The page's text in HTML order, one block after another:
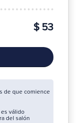
$ 53
de que comience
es válido
del salón